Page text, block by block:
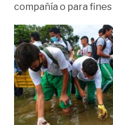
compañía o para